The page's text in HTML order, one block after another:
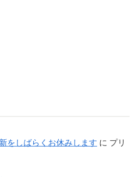
をしばらくお休みします に プリ